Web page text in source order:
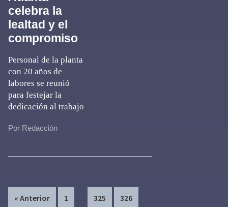
celebra la
lealtad y el
compromiso
Personal de la planta
con 20 años de
labores se reunió
para festejar la
dedicación al trabajo
Por Redacción
« Anterior Page
1
Interim
… Page
325 Page
326